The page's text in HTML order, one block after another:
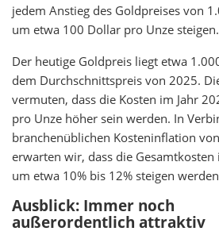
jedem Anstieg des Goldpreises von
um etwa 100 Dollar pro Unze steigen.
Der heutige Goldpreis liegt etwa
dem Durchschnittspreis von 2025.
vermuten, dass die Kosten im Jahr
pro Unze höher sein werden. In
branchenüblichen Kosteninflation
erwarten wir, dass die
um etwa 10% bis 12% steigen
Ausblick: Immer noch
außerordentlich attraktiv